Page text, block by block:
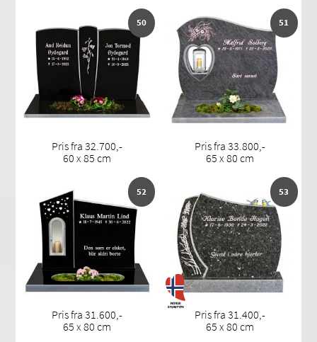
50
Pris fra 32.700,-
60 x 85 cm
51
Pris fra 33.800,-
65 x 80 cm
52
Pris fra 31.600,-
65 x 80 cm
53
Pris fra 31.400,-
65 x 80 cm